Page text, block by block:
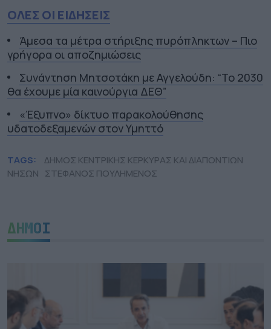
ΟΛΕΣ ΟΙ ΕΙΔΗΣΕΙΣ
Άμεσα τα μέτρα στήριξης πυρόπληκτων – Πιο
γρήγορα οι αποζημιώσεις
Συνάντηση Μητσοτάκη με Αγγελούδη: “Το 2030
θα έχουμε μία καινούργια ΔΕΘ”
«Έξυπνο» δίκτυο παρακολούθησης
υδατοδεξαμενών στον Υμηττό
TAGS:
ΔΗΜΟΣ ΚΕΝΤΡΙΚΗΣ ΚΕΡΚΥΡΑΣ ΚΑΙ ΔΙΑΠΟΝΤΙΩΝ
ΝΗΣΩΝ ΣΤΕΦΑΝΟΣ ΠΟΥΛΗΜΕΝΟΣ
ΔΗΜΟΙ